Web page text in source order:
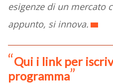
esigenze di un mercato
appunto, si innova.
Qui i link per
programma